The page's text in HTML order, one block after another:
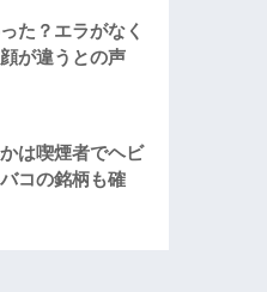
た？エラがなく
が違うとの声
は喫煙者でヘビ
コの銘柄も確